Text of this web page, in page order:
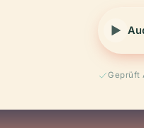
Geprüft